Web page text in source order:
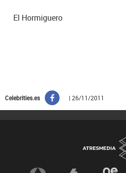
El Hormiguero
Celebrities.es | 26/11/2011